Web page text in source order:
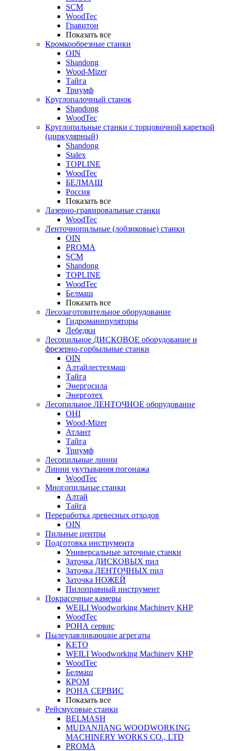
SCM
WoodTec
Гравитон
Показать все
Кромкообрезные станки
OIN
Shandong
Wood-Mizer
Тайга
Триумф
Круглопалочный станок
Shandong
WoodTec
Круглопильные станки с торцовочной кареткой
(циркулярный)
Shandong
Stalex
TOPLINE
WoodTec
БЕЛМАШ
Россия
Показать все
Лазерно-гравировальные станки
WoodTec
Ленточнопильные (лобзиковые) станки
OIN
PROMA
SCM
Shandong
TOPLINE
WoodTec
Белмаш
Показать все
Лесозаготовительное оборудование
Гидроманипуляторы
Лебедки
Лесопильное ДИСКОВОЕ оборудование и
фрезерно-горбыльные станки
OIN
Алтайлестехмаш
Тайга
Энергосила
Энерготех
Лесопильное ЛЕНТОЧНОЕ оборудование
OHI
Wood-Mizer
Атлант
Тайга
Триумф
Лесопильные линии
Линии укутывания погонажа
WoodTec
Многопильные станки
Алтай
Тайга
Переработка древесных отходов
OIN
Пильные центры
Подготовка инструмента
Универсальные заточные станки
Заточка ДИСКОВЫХ пил
Заточка ЛЕНТОЧНЫХ пил
Заточка НОЖЕЙ
Пилоправный инструмент
Покрасочные камеры
WEILI Woodworking Machinery КНР
WoodTec
РОНА сервис
Пылеулавливающие агрегаты
KETO
WEILI Woodworking Machinery КНР
WoodTec
Белмаш
КРОМ
РОНА СЕРВИС
Показать все
Рейсмусовые станки
BELMASH
MUDANJIANG WOODWORKING
MACHINERY WORKS CO., LTD
PROMA